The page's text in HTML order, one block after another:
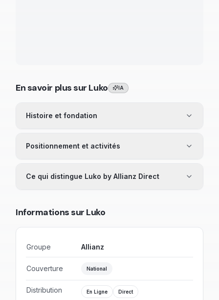
En savoir plus sur Luko IA
Histoire et fondation
Positionnement et activités
Ce qui distingue Luko by Allianz Direct
Informations sur Luko
Groupe Allianz
Couverture National
Distribution En Ligne Direct